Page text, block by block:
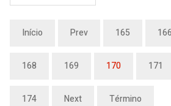
Início Prev 165 166
168 169 170 171
174 Next Término